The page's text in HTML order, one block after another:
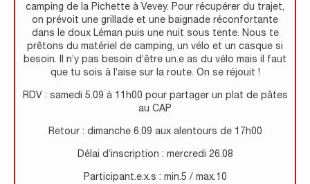
camping de la Pichette à Vevey. Pour récupérer du trajet,
on prévoit une grillade et une baignade réconfortante
dans le doux Léman puis une nuit sous tente. Nous te
prêtons du matériel de camping, un vélo et un casque si
besoin. Il n’y pas besoin d’être un.e as du vélo mais il faut
que tu sois à l’aise sur la route. On se réjouit !
RDV : samedi 5.09 à 11h00 pour partager un plat de pâtes
au CAP
Retour : dimanche 6.09 aux alentours de 17h00
Délai d’inscription : mercredi 26.08
Participant.e.x.s : min.5 / max.10